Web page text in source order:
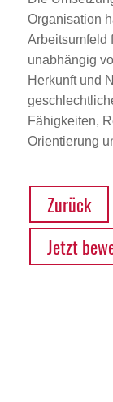
Organisation
Arbeitsumfeld
unabhängig
Herkunft und
Fähigkeiten,
Orientierung
Zurück
Jetzt